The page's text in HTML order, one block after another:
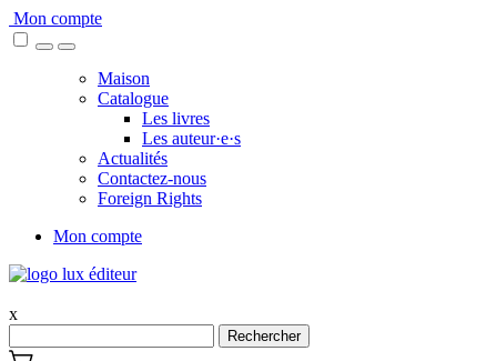
Skip
to
Mon compte
Maison
Catalogue
Les livres
Les auteur·e·s
Actualités
Contactez-nous
Foreign Rights
Mon compte
x
Rechercher